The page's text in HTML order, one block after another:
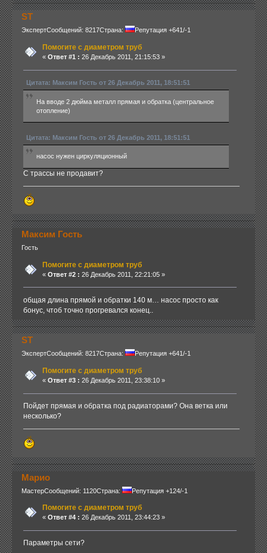
ST
ЭкспертСообщений: 8217Страна: Репутация +641/-1
Помогите с диаметром труб
« Ответ #1 : 26 Декабрь 2011, 21:15:53 »
Цитата: Максим Гость от 26 Декабрь 2011, 18:51:51
На вводе 2 дюйма металл прямая и обратка (центральное
отопление)
Цитата: Максим Гость от 26 Декабрь 2011, 18:51:51
насос нужен циркуляционный
С трассы не продавит?
Максим Гость
Гость
Помогите с диаметром труб
« Ответ #2 : 26 Декабрь 2011, 22:21:05 »
общая длина прямой и обратки 140 м… насос просто как
бонус, чтоб точно прогревался конец..
ST
ЭкспертСообщений: 8217Страна: Репутация +641/-1
Помогите с диаметром труб
« Ответ #3 : 26 Декабрь 2011, 23:38:10 »
Пойдет прямая и обратка под радиаторами? Она ветка или
несколько?
Марио
МастерСообщений: 1120Страна: Репутация +124/-1
Помогите с диаметром труб
« Ответ #4 : 26 Декабрь 2011, 23:44:23 »
Параметры сети?